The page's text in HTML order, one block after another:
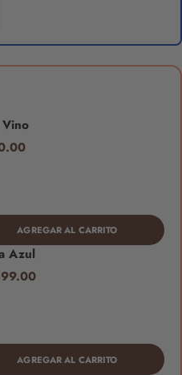
AGREGAR AL CARRITO
Azul
AGREGAR AL CARRITO